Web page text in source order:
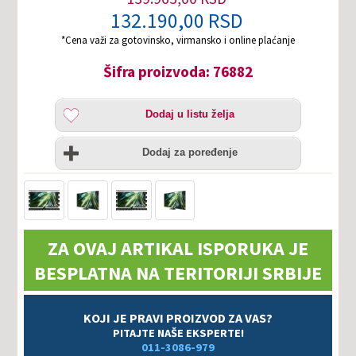
132.190,00 RSD
*Cena važi za gotovinsko, virmansko i online plaćanje
Šifra proizvoda: 76882
Dodaj
listu
želja
Dodaj u listu želja
Uporedi
Dodaj za poređenje
ZA OVAJ ARTIKAL ISPORUKA JE
BESPLATNA NA TERITORIJI SRBIJE
KOJI JE PRAVI PROIZVOD ZA VAS?
PITAJTE NAŠE EKSPERTE!
011-3086-979